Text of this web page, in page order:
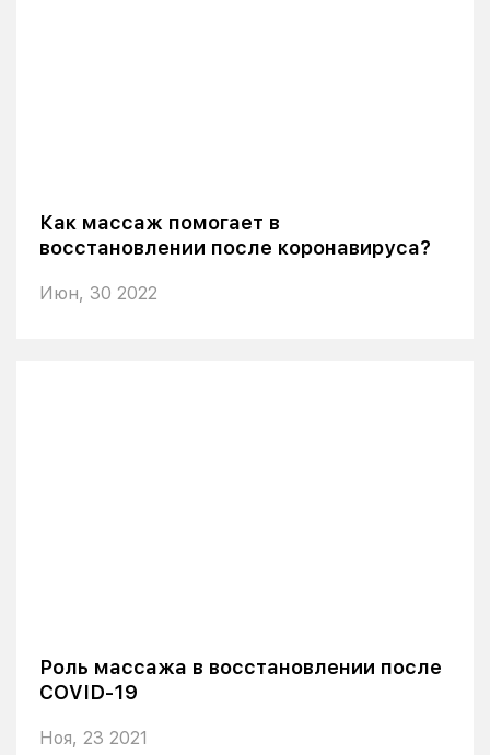
Как массаж помогает в
восстановлении после коронавируса?
Июн, 30 2022
Роль массажа в восстановлении после
COVID-19
Ноя, 23 2021